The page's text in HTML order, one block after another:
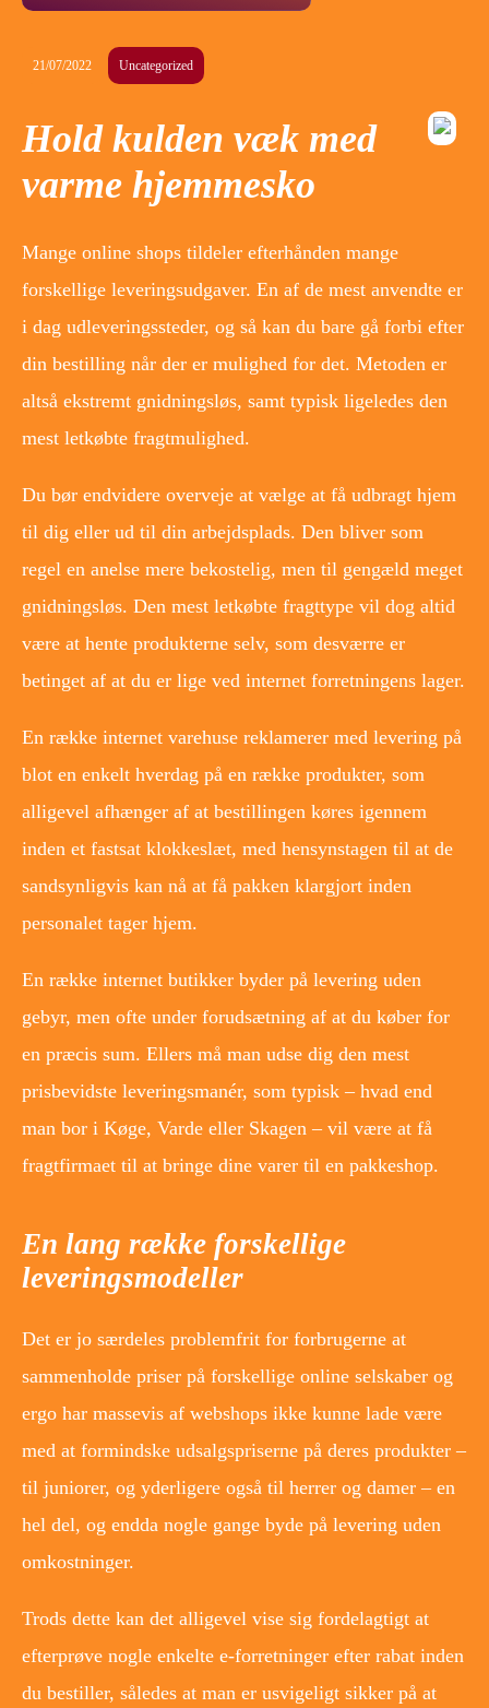
21/07/2022 Uncategorized
Hold kulden væk med
varme hjemmesko
Mange online shops tildeler efterhånden mange
forskellige leveringsudgaver. En af de mest anvendte er
i dag udleveringssteder, og så kan du bare gå forbi efter
din bestilling når der er mulighed for det. Metoden er
altså ekstremt gnidningsløs, samt typisk ligeledes den
mest letkøbte fragtmulighed.
Du bør endvidere overveje at vælge at få udbragt hjem
til dig eller ud til din arbejdsplads. Den bliver som
regel en anelse mere bekostelig, men til gengæld meget
gnidningsløs. Den mest letkøbte fragttype vil dog altid
være at hente produkterne selv, som desværre er
betinget af at du er lige ved internet forretningens lager.
En række internet varehuse reklamerer med levering på
blot en enkelt hverdag på en række produkter, som
alligevel afhænger af at bestillingen køres igennem
inden et fastsat klokkeslæt, med hensynstagen til at de
sandsynligvis kan nå at få pakken klargjort inden
personalet tager hjem.
En række internet butikker byder på levering uden
gebyr, men ofte under forudsætning af at du køber for
en præcis sum. Ellers må man udse dig den mest
prisbevidste leveringsmanér, som typisk – hvad end
man bor i Køge, Varde eller Skagen – vil være at få
fragtfirmaet til at bringe dine varer til en pakkeshop.
En lang række forskellige
leveringsmodeller
Det er jo særdeles problemfrit for forbrugerne at
sammenholde priser på forskellige online selskaber og
ergo har massevis af webshops ikke kunne lade være
med at formindske udsalgspriserne på deres produkter –
til juniorer, og yderligere også til herrer og damer – en
hel del, og endda nogle gange byde på levering uden
omkostninger.
Trods dette kan det alligevel vise sig fordelagtigt at
efterprøve nogle enkelte e-forretninger efter rabat inden
du bestiller, således at man er usvigeligt sikker på at